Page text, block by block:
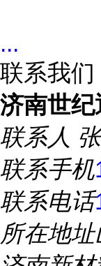
...
联系我们
济南世纪
联系人
联系手机
联系电话
所在地址